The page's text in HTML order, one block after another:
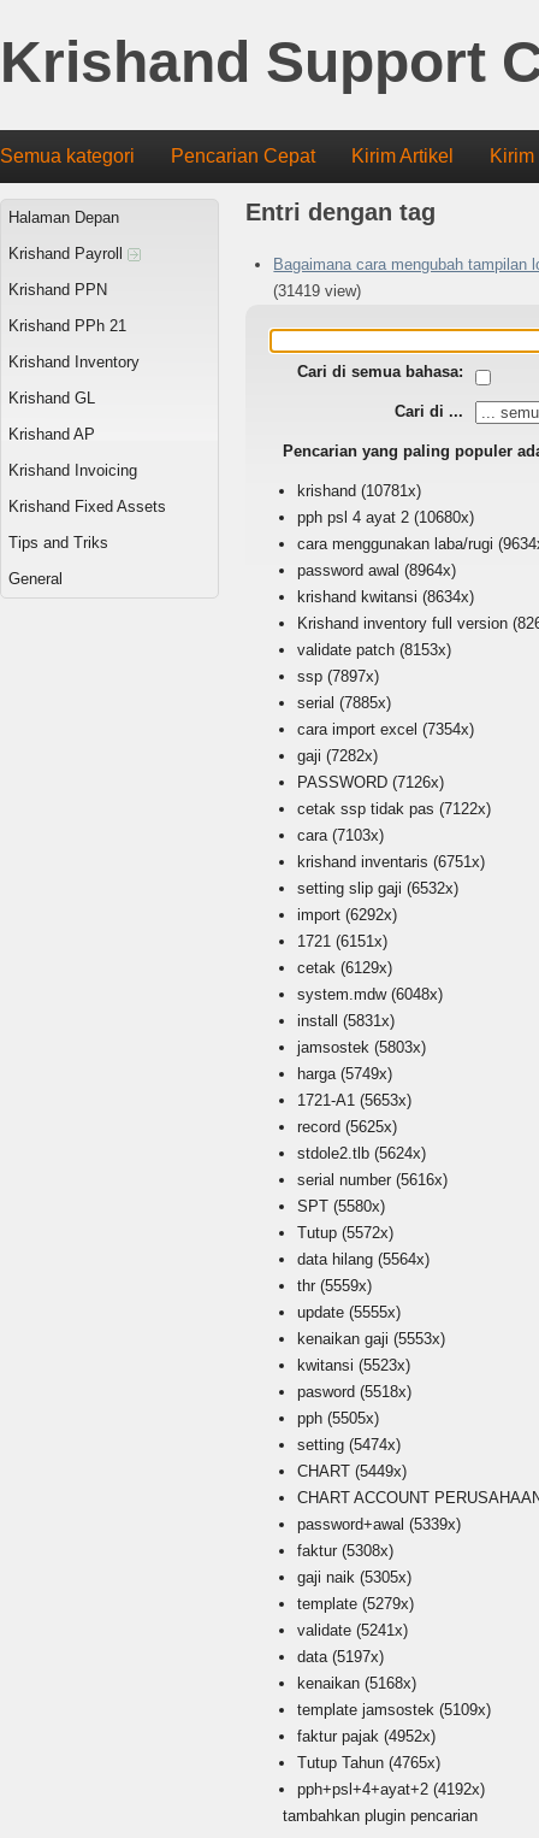
Krishand Support
Semua kategori Pencarian Cepat Kirim Artikel
Halaman Depan
Krishand Payroll
Krishand PPN
Krishand PPh 21
Krishand Inventory
Krishand GL
Krishand AP
Krishand Invoicing
Krishand Fixed Assets
Tips and Triks
General
Entri dengan tag
Bagaimana cara mengubah tampilan
(31419 view)
Cari di semua bahasa:
Cari di ...
Pencarian yang paling populer
krishand (10781x)
pph psl 4 ayat 2 (10680x)
cara menggunakan laba/rugi
password awal (8964x)
krishand kwitansi (8634x)
Krishand inventory full version
validate patch(8153x)
ssp(7897x)
serial (7885x)
cara import excel (7354x)
gaji (7282x)
PASSWORD (7126x)
cetak ssp tidak pas (7122x)
cara (7103x)
krishand inventaris (6751x)
setting slip gaji (6532x)
import (6292x)
1721 (6151x)
cetak (6129x)
system.mdw(6048x)
install (5831x)
jamsostek (5803x)
harga (5749x)
1721-A1 (5653x)
record (5625x)
stdole2.tlb (5624x)
serial number (5616x)
SPT (5580x)
Tutup (5572x)
data hilang (5564x)
thr (5559x)
update (5555x)
kenaikan gaji (5553x)
kwitansi (5523x)
pasword (5518x)
pph (5505x)
setting (5474x)
CHART (5449x)
CHART ACCOUNT
password+awal (5339x)
faktur (5308x)
gaji naik (5305x)
template (5279x)
validate (5241x)
data (5197x)
kenaikan (5168x)
template jamsostek (5109x)
faktur pajak (4952x)
Tutup Tahun (4765x)
pph+psl+4+ayat+2 (4192x)
tambahkan plugin pencarian